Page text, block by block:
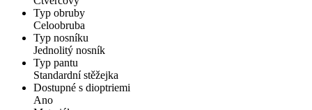
Typ obruby
Celoobruba
Typ nosníku
Jednolitý nosník
Typ pantu
Standardní stěžejka
Dostupné s dioptriemi
Ano